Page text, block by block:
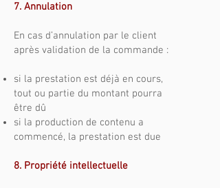
7. Annulation
En cas d’annulation par le client
après validation de la commande :
si la prestation est déjà en cours,
tout ou partie du montant pourra
être dû
si la production de contenu a
commencé, la prestation est due
8. Propriété intellectuelle